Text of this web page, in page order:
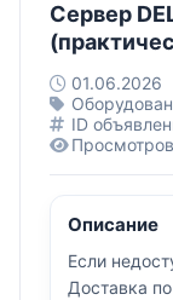
Сервер
01.06.2026
ID
Описание
Если
Доставка